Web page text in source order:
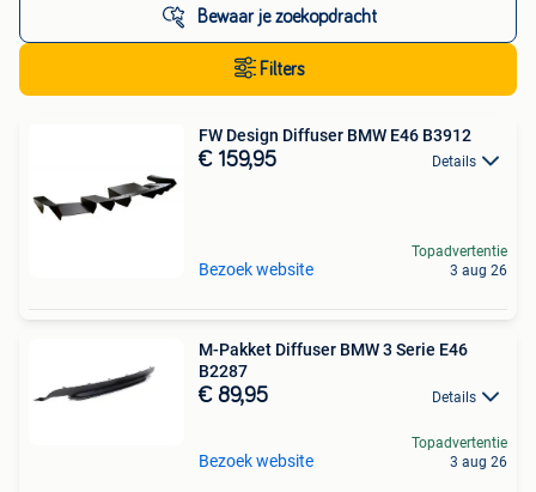
Bewaar je zoekopdracht
Filters
FW Design Diffuser BMW E46 B3912
€ 159,95 Details
Bezoek website
Topadvertentie
3 aug 26
M-Pakket Diffuser BMW 3 Serie E46
B2287
€ 89,95 Details
Bezoek website
Topadvertentie
3 aug 26